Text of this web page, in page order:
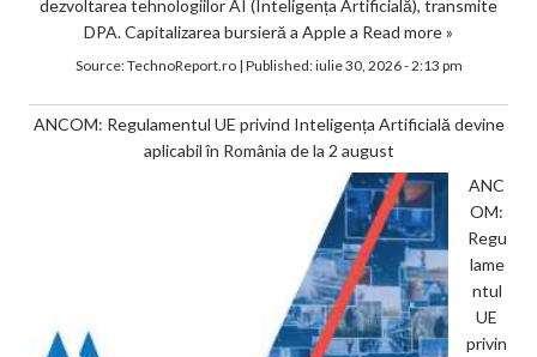
dezvoltarea tehnologiilor AI (Inteligența Artificială), transmite
DPA. Capitalizarea bursieră a Apple a Read more »
Source:TechnoReport.ro| Published:iulie 30, 2026 - 2:13 pm
ANCOM: Regulamentul UE privind Inteligența Artificială devine
aplicabil în România de la 2 august
ANC
OM:
Regu
lame
ntul
UE
privin